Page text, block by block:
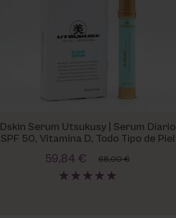
Dskin Serum Utsukusy | Serum Diario
SPF 50, Vitamina D, Todo Tipo de Piel
59,84 € 68,00 €